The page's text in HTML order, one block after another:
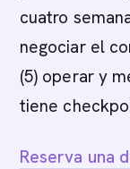
cuatro
negociar el
(5) operar y
tiene
Reserva una